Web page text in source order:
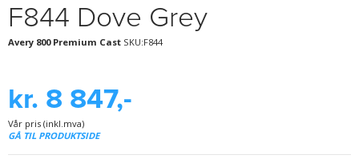
F844 Dove Grey
Avery 800 Premium Cast SKU:F844
kr. 8 847,-
Vår pris (inkl.mva)
GÅ TIL PRODUKTSIDE